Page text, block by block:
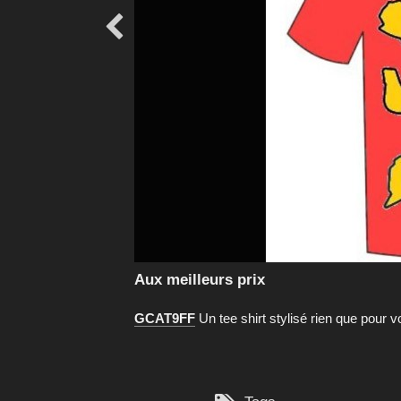

Aux meilleurs prix
GCAT9FFUn tee shirt stylisé rien que pour